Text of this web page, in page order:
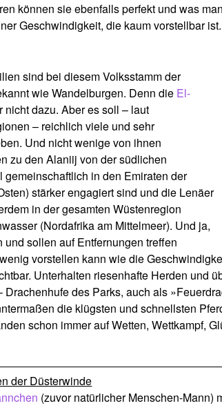
können sie ebenfalls perfekt und was
Geschwindigkeit, die kaum vorstellbar
sind bei diesem Volksstamm der
wie Wandelburgen. Denn die El-
dazu. Aber es soll – laut
– reichlich viele und sehr
Und nicht wenige von ihnen
zu den Alaniij von der südlichen
in den Emiraten der
stärker engagiert sind und die Lenäer
in der gesamten Wüstenregion
(Nordafrika am Mittelmeer). Und ja,
sollen auf Entfernungen treffen
vorstellen kann wie die
Unterhalten riesenhafte Herden und
des Parks, auch als
die klügsten und schnellsten
schon immer auf Wetten, Wettkampf,
der Düsterwinde
(zuvor natürlicher Menschen-Mann)